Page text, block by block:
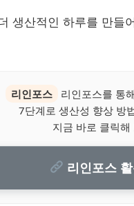
생산적인 하루를 만들
리인포스
리인포스를 통
7단계로 생산성 향상 방
지금 바로 클릭해
리인포스